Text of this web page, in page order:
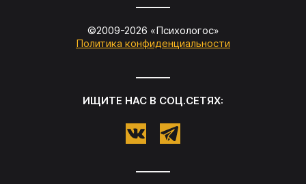
©2009-2026 «Психологос»
Политика конфиденциальности
ИЩИТЕ НАС В СОЦ.СЕТЯХ: